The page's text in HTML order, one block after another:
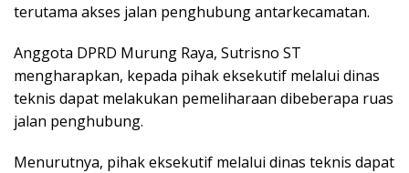
terutama akses jalan penghubung antarkecamatan.
Anggota DPRD Murung Raya, Sutrisno ST
mengharapkan, kepada pihak eksekutif melalui dinas
teknis dapat melakukan pemeliharaan dibeberapa ruas
jalan penghubung.
Menurutnya, pihak eksekutif melalui dinas teknis dapat